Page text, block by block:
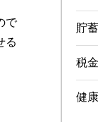
で
る
貯蓄
税
健